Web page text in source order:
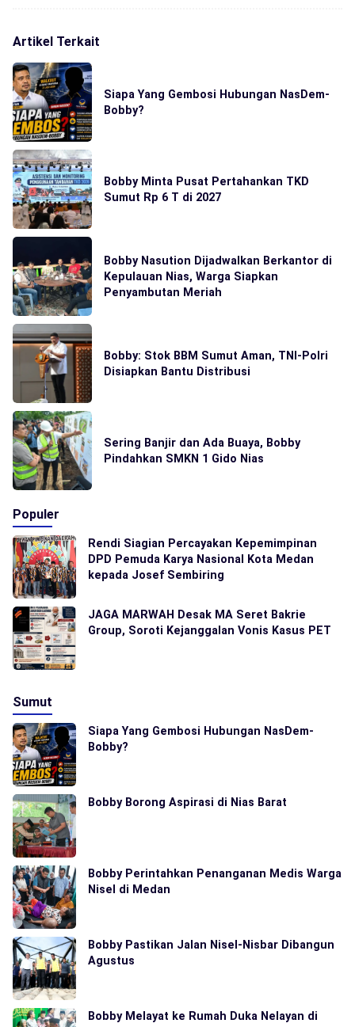
Artikel Terkait
Siapa Yang Gembosi Hubungan NasDem-
Bobby?
Bobby Minta Pusat Pertahankan TKD
Sumut Rp 6 T di 2027
Bobby Nasution Dijadwalkan Berkantor di
Kepulauan Nias, Warga Siapkan
Penyambutan Meriah
Bobby: Stok BBM Sumut Aman, TNI-Polri
Disiapkan Bantu Distribusi
Sering Banjir dan Ada Buaya, Bobby
Pindahkan SMKN 1 Gido Nias
Populer
Rendi Siagian Percayakan Kepemimpinan
DPD Pemuda Karya Nasional Kota Medan
kepada Josef Sembiring
JAGA MARWAH Desak MA Seret Bakrie
Group, Soroti Kejanggalan Vonis Kasus PET
Sumut
Siapa Yang Gembosi Hubungan NasDem-
Bobby?
Bobby Borong Aspirasi di Nias Barat
Bobby Perintahkan Penanganan Medis Warga
Nisel di Medan
Bobby Pastikan Jalan Nisel-Nisbar Dibangun
Agustus
Bobby Melayat ke Rumah Duka Nelayan di